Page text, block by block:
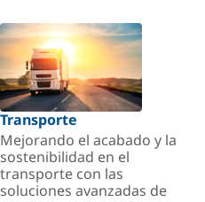
Transporte
Mejorando el acabado y la
sostenibilidad en el
transporte con las
soluciones avanzadas de